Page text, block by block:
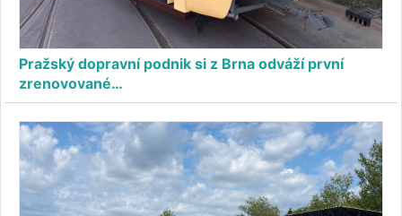
Pražský dopravní podnik si z Brna odváží první
zrenovované…